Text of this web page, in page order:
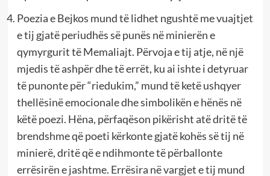
Poezia e Bejkos mund të lidhet ngushtë me vuajtjet
e tij gjatë periudhës së punës në minierën e
qymyrgurit të Memaliajt. Përvoja e tij atje, në një
mjedis të ashpër dhe të errët, ku ai ishte i detyruar
të punonte për “riedukim,” mund të ketë ushqyer
thellësinë emocionale dhe simbolikën e hënës në
këtë poezi. Hëna, përfaqëson pikërisht atë dritë të
brendshme që poeti kërkonte gjatë kohës së tij në
minierë, dritë që e ndihmonte të përballonte
errësirën e jashtme. Errësira në vargjet e tij mund